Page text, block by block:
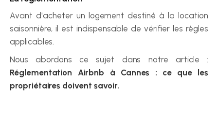
Avant d'acheter un logement destiné à la location
saisonnière, il est indispensable de vérifier les règles
applicables.
Réglementation Airbnb à Cannes : ce que les
propriétaires doivent savoir.